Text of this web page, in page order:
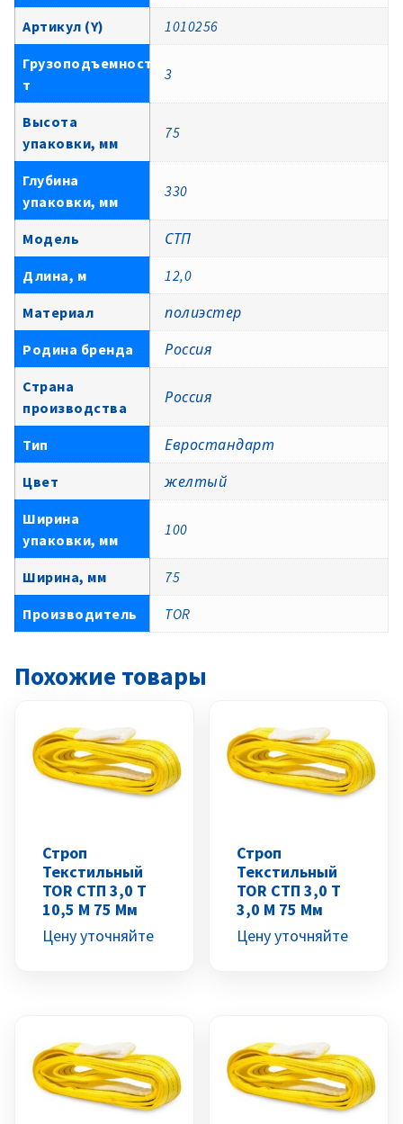
Артикул (Y) 1010256
Грузоподъемность,
т
3
Высота
упаковки, мм
75
Глубина
упаковки, мм
330
Модель СТП
Длина, м 12,0
Материал полиэстер
Родина бренда Россия
Страна
производства
Россия
Тип Евростандарт
Цвет желтый
Ширина
упаковки, мм
100
Ширина, мм 75
Производитель TOR
Похожие товары
Строп
Текстильный
TOR СТП 3,0 Т
10,5 М 75 Мм
Цену уточняйте
Строп
Текстильный
TOR СТП 3,0 Т
3,0 М 75 Мм
Цену уточняйте